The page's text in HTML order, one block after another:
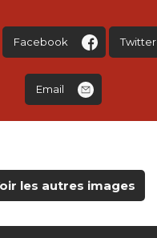
Facebook Twitter
Email
les autres images